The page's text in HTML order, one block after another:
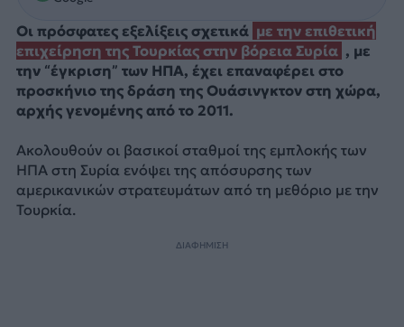
Οι πρόσφατες εξελίξεις σχετικά με την επιθετική
επιχείρηση της Τουρκίας στην βόρεια Συρία , με
την “έγκριση” των ΗΠΑ, έχει επαναφέρει στο
προσκήνιο της δράση της Ουάσινγκτον στη χώρα,
αρχής γενομένης από το 2011.
Ακολουθούν οι βασικοί σταθμοί της εμπλοκής των
ΗΠΑ στη Συρία ενόψει της απόσυρσης των
αμερικανικών στρατευμάτων από τη μεθόριο με την
Τουρκία.
ΔΙΑΦΗΜΙΣΗ